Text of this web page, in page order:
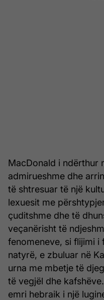
MacDonald i ndërthur
admirueshme dhe
të shtresuar të një
lexuesit me
çuditshme dhe të
veçanërisht të
fenomeneve, si flijimi i
natyrë, e zbuluar në
urna me mbetje të
të vegjël dhe
emri hebraik i një